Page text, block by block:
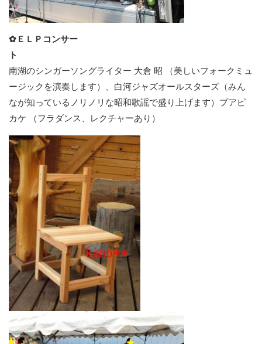
✿ＥＬＰコンサー
ト
南湖のシンガーソングライター 大倉 昭 （美しいフォークミュ
ージックを演奏します）、白河ジャズオールスターズ（みん
なが知っているノリノリな昭和歌謡で盛り上げます）プアピ
カケ （フラダンス、レクチャーあり）